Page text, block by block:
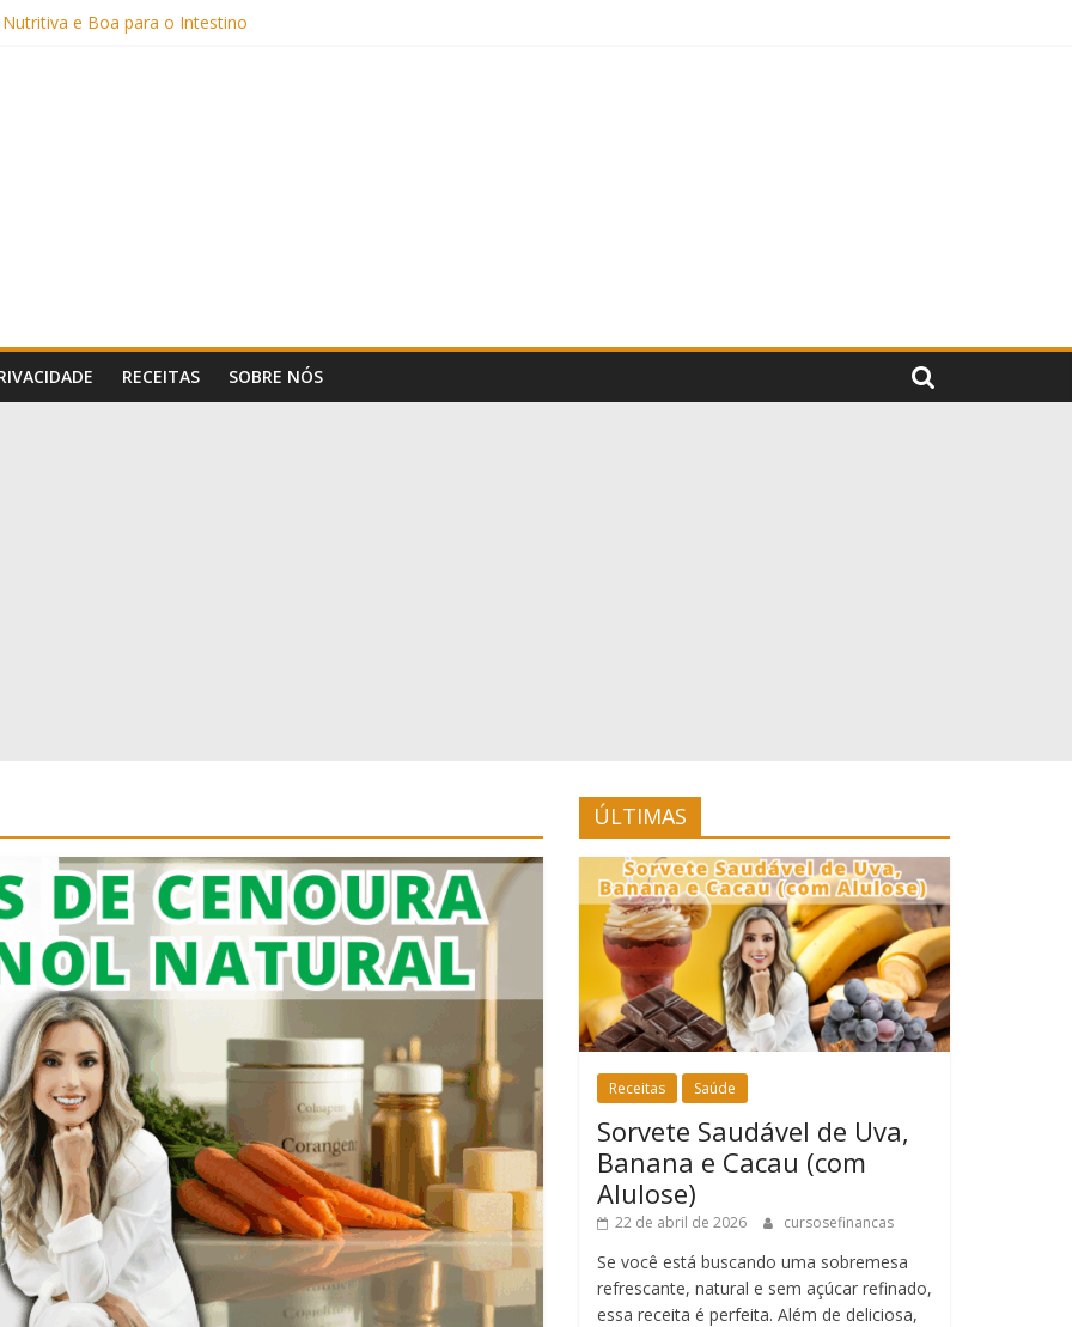
e Boa para o Intestino
(Sem Forno, Fácil e Fofinho)
Receita Prática e Deliciosa
Açúcar e com Leite Vegetal)
RECEITAS SOBRE NÓS
ÚLTIMAS
Receitas Saúde
Sorvete Saudável de Uva,
Banana e Cacau (com
Alulose)
22 de abril de 2026 cursosefinancas
Se você está buscando uma sobremesa
refrescante, natural e sem açúcar refinado,
essa receita é perfeita. Além de deliciosa,